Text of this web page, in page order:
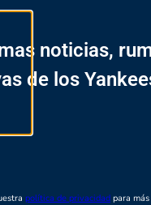
noticias,
de los
política de privacidad para